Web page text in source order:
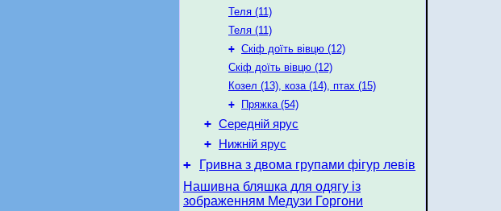
Теля (11)
Теля (11)
+ Скіф доїть вівцю (12)
Скіф доїть вівцю (12)
Козел (13), коза (14), птах (15)
+
Пряжка (54)
+ Середній ярус
+ Нижній ярус
+
Гривна з двома групами фігур левів
Нашивна бляшка для одягу із
зображенням Медузи Горгони